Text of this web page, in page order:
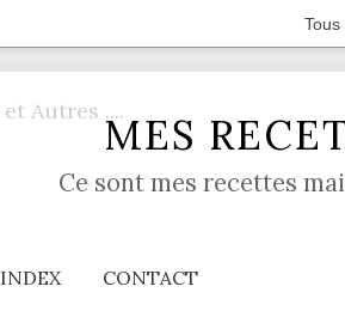
MES
Ce sont mes recettes
INDEX CONTACT